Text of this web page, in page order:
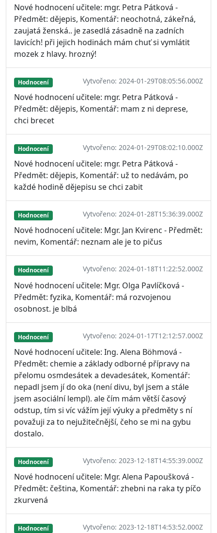
Nové hodnocení učitele: mgr. Petra Pátková -
Předmět: dějepis, Komentář: neochotná, zákeřná,
zaujatá ženská.. je zasedlá zásadně na zadních
lavicích! při jejich hodinách mám chuť si vymlátit
mozek z hlavy. hrozný!
Hodnocení Vytvořeno: 2024-01-29T08:05:56.000Z
Nové hodnocení učitele: mgr. Petra Pátková -
Předmět: dějepis, Komentář: mam z ni deprese,
chci brecet
Hodnocení Vytvořeno: 2024-01-29T08:02:10.000Z
Nové hodnocení učitele: mgr. Petra Pátková -
Předmět: dějepis, Komentář: už to nedávám, po
každé hodině dějepisu se chci zabit
Hodnocení Vytvořeno: 2024-01-28T15:36:39.000Z
Nové hodnocení učitele: Mgr. Jan Kvirenc - Předmět:
nevim, Komentář: neznam ale je to pičus
Hodnocení Vytvořeno: 2024-01-18T11:22:52.000Z
Nové hodnocení učitele: Mgr. Olga Pavlíčková -
Předmět: fyzika, Komentář: má rozvojenou
osobnost. je blbá
Hodnocení Vytvořeno: 2024-01-17T12:12:57.000Z
Nové hodnocení učitele: Ing. Alena Böhmová -
Předmět: chemie a základy odborné přípravy na
přelomu osmdesátek a devadesátek, Komentář:
nepadl jsem jí do oka (není divu, byl jsem a stále
jsem asociální lempl). ale čím mám větší časový
odstup, tím si víc vážím její výuky a předměty s ní
považuji za to nejužitečnější, čeho se mi na gybu
dostalo.
Hodnocení Vytvořeno: 2023-12-18T14:55:39.000Z
Nové hodnocení učitele: Mgr. Alena Papoušková -
Předmět: čeština, Komentář: zhebni na raka ty píčo
zkurvená
Hodnocení Vytvořeno: 2023-12-18T14:53:52.000Z